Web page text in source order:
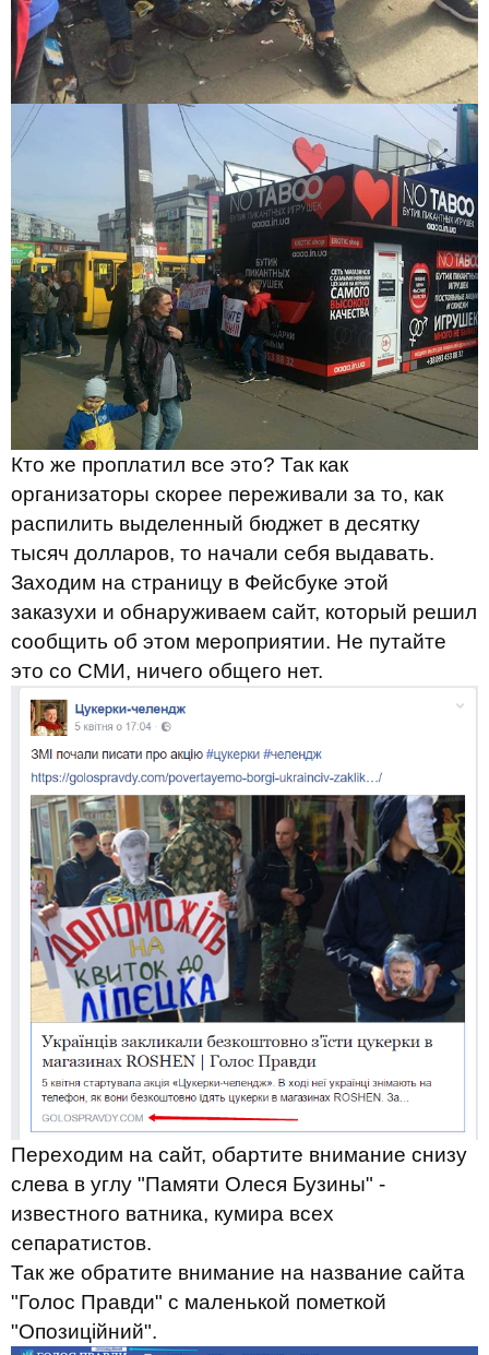
Кто же проплатил все это? Так как
организаторы скорее переживали за то, как
распилить выделенный бюджет в десятку
тысяч долларов, то начали себя выдавать.
Заходим на страницу в Фейсбуке этой
заказухи и обнаруживаем сайт, который решил
сообщить об этом мероприятии. Не путайте
это со СМИ, ничего общего нет.
Переходим на сайт, обартите внимание снизу
слева в углу "Памяти Олеся Бузины" -
известного ватника, кумира всех
сепаратистов.
Так же обратите внимание на название сайта
"Голос Правди" с маленькой пометкой
"Опозиційний".